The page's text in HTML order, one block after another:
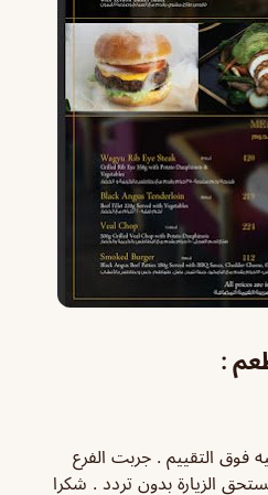
:
التقييم . جربت الفرع
الزيارة بدون تردد . شكرا